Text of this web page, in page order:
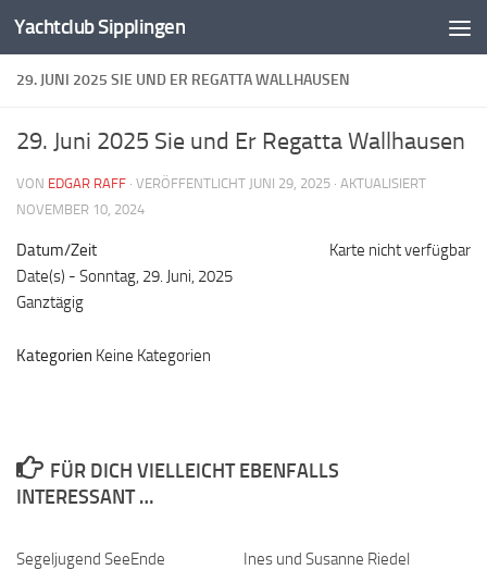
Zum Inhalt springen
Yachtclub Sipplingen
29. JUNI 2025 SIE UND ER REGATTA WALLHAUSEN
29. Juni 2025 Sie und Er Regatta Wallhausen
VON EDGAR RAFF · VERÖFFENTLICHT JUNI 29, 2025 · AKTUALISIERT
NOVEMBER 10, 2024
Karte nicht verfügbar
Datum/Zeit
Date(s) - Sonntag, 29. Juni, 2025
Ganztägig
Kategorien Keine Kategorien
FÜR DICH VIELLEICHT EBENFALLS
INTERESSANT …
Segeljugend SeeEnde
Ines und Susanne Riedel